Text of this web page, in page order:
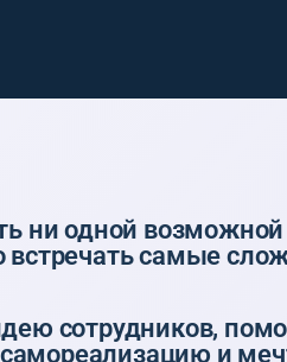
ни одной
встречать самые
сотрудников,
самореализацию и